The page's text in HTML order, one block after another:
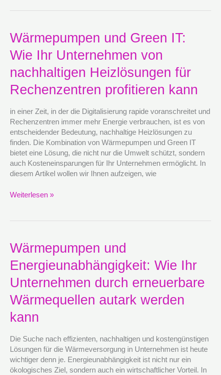
Wärmepumpen und Green IT:
Wie Ihr Unternehmen von
nachhaltigen Heizlösungen für
Rechenzentren profitieren kann
in einer Zeit, in der die Digitalisierung rapide voranschreitet und
Rechenzentren immer mehr Energie verbrauchen, ist es von
entscheidender Bedeutung, nachhaltige Heizlösungen zu
finden. Die Kombination von Wärmepumpen und Green IT
bietet eine Lösung, die nicht nur die Umwelt schützt, sondern
auch Kosteneinsparungen für Ihr Unternehmen ermöglicht. In
diesem Artikel wollen wir Ihnen aufzeigen, wie
Wärmepumpen
und
Green
Wie
Ihr
Unternehmen
nachhaltigen
Heizlösungen
für
Rechenzentren
profitieren
kann
Weiterlesen »
Wärmepumpen und
Energieunabhängigkeit: Wie Ihr
Unternehmen durch erneuerbare
Wärmequellen autark werden
kann
Die Suche nach effizienten, nachhaltigen und kostengünstigen
Lösungen für die Wärmeversorgung in Unternehmen ist heute
wichtiger denn je. Energieunabhängigkeit ist nicht nur ein
ökologisches Ziel, sondern auch ein wirtschaftlicher Vorteil. In
Wärmepumpen
und
Energieunabhängigkeit:
Ihr
Unternehmen
durch
erneuerbare
autark
werden
kann